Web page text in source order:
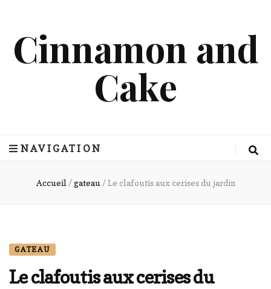
Cinnamon and
Cake
NAVIGATION
Accueil / gateau / Le clafoutis aux cerises du jardin
GATEAU
Le clafoutis aux cerises du